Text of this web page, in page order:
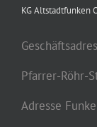
KG Altstadtfunken
Pfarrer-Röhr-
Adresse